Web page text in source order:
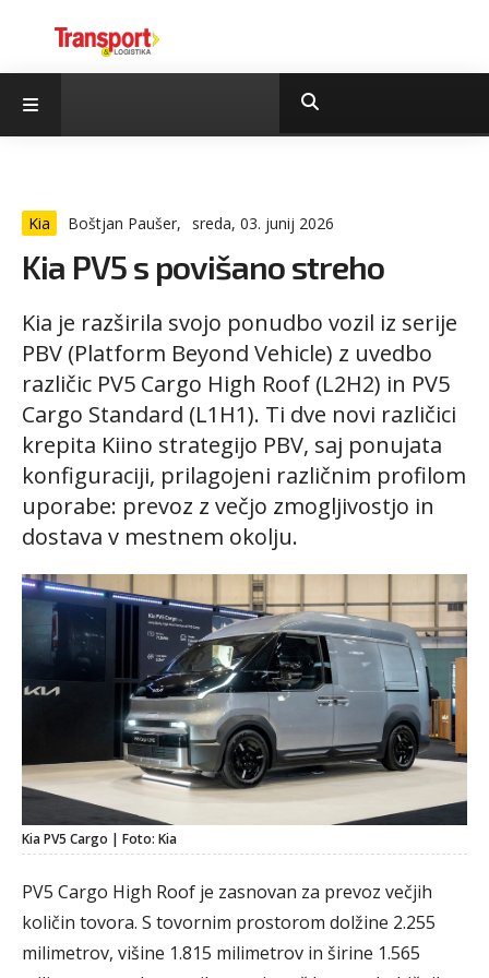
Kia Boštjan Paušer, sreda, 03. junij 2026
Kia PV5 s povišano streho
Kia je razširila svojo ponudbo vozil iz serije
PBV (Platform Beyond Vehicle) z uvedbo
različic PV5 Cargo High Roof (L2H2) in PV5
Cargo Standard (L1H1). Ti dve novi različici
krepita Kiino strategijo PBV, saj ponujata
konfiguraciji, prilagojeni različnim profilom
uporabe: prevoz z večjo zmogljivostjo in
dostava v mestnem okolju.
Kia PV5 Cargo | Foto: Kia
PV5 Cargo High Roof je zasnovan za prevoz večjih
količin tovora. S tovornim prostorom dolžine 2.255
milimetrov, višine 1.815 milimetrov in širine 1.565